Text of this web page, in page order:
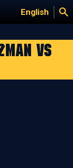
English
vs